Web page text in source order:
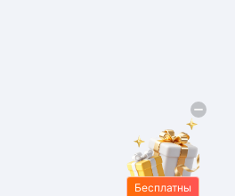
Бесплатны